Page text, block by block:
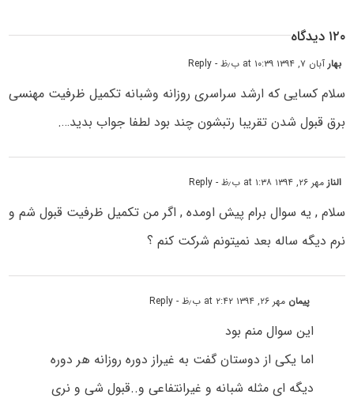
۱۲۰ دیدگاه
بهارآبان ۷, ۱۳۹۴ at ۱۰:۳۹ ب٫ظ - Reply
سلام کسایی که ارشد سراسری روزانه وشبانه تکمیل ظرفیت مهنسی
برق قبول شدن تقریبا رتبشون چند بود لطفا جواب بدید….
النازمهر ۲۶, ۱۳۹۴ at ۱:۳۸ ب٫ظ - Reply
سلام , یه سوال برام پیش اومده , اگر من تکمیل ظرفیت قبول شم و
نرم دیگه ساله بعد نمیتونم شرکت کنم ؟
پیمان مهر ۲۶, ۱۳۹۴ at ۲:۴۲ ب٫ظ - Reply
این سوال منم بود
اما یکی از دوستان گفت به غیراز دوره روزانه هر دوره
دیگه ای مثله شبانه و غیرانتفاعی و..قبول شی و نری